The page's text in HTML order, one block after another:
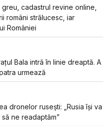
cadastrul revine online,
români strălucesc, iar
României
Bala intră în linie dreaptă. A
urmează
dronelor rusești: „Rusia își va
ne readaptăm”